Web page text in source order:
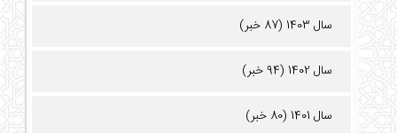
سال 1403 (87 خبر)
سال 1402 (94 خبر)
سال 1401 (80 خبر)